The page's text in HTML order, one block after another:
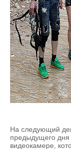
На следующий
предыдущего дня
видеокамере,